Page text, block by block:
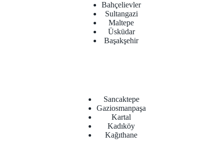
Bahçelievler
Sultangazi
Maltepe
Üsküdar
Başakşehir
Sancaktepe
Gaziosmanpaşa
Kartal
Kadıköy
Kağıthane